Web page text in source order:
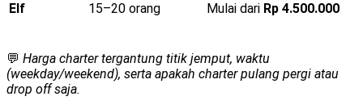
Elf
15–20 orang Mulai dari Rp 4.500.000
💬 Harga charter tergantung titik jemput, waktu
(weekday/weekend), serta apakah charter pulang pergi atau
drop off saja.